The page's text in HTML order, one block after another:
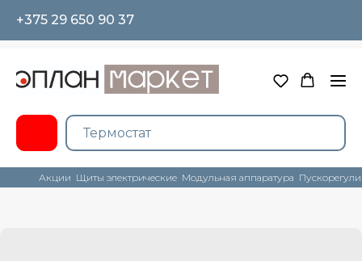
+375 29 650 90 37
Акции Щиты электрические Модульная аппаратура